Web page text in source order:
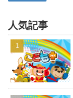
人気記事